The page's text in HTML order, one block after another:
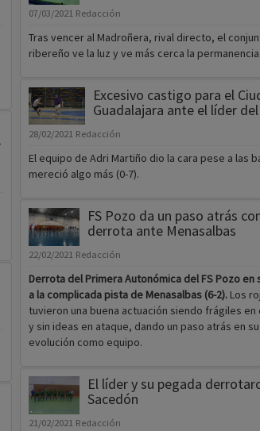
07/03/2021 Redacción
Tras vencer al Madroñera, rival directo, el
ribereño ve la luz y ve más cerca la permanencia.
Excesivo castigo para el
Guadalajara ante el líder
28/02/2021 Redacción
El equipo de Adri Martiño dio la cara pese a las
mereció algo más (0-7).
FS Pozo da un paso atrás
derrota ante Menasalbas
22/02/2021 Redacción
Derrota del Primera Autonómica del FS Pozo en
a la complicada pista de Menasalbas (6-2).Los
tuvieron una buena actuación siendo frágiles en
y sin ideas en ataque, dando un paso atrás en su
evolución como equipo.
El líder y su pegada
Sacedón
21/02/2021 Redacción